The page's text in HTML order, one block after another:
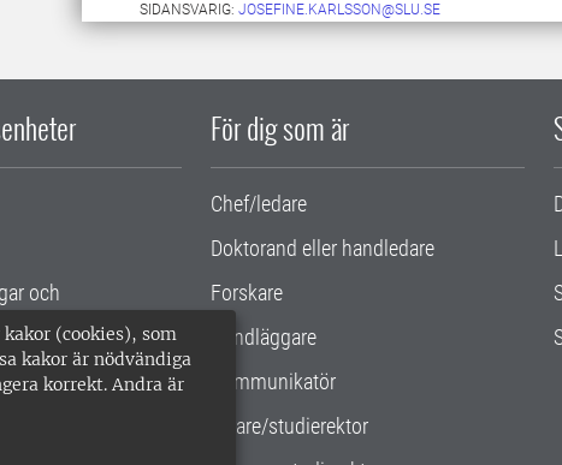
(cookies), som
kakor är nödvändiga
korrekt. Andra är
SIDANSVARIG: JOSEFINE.KARLSSON@SLU.SE
och
För dig som är
Chef/ledare
Doktorand eller handledare
Forskare
Handläggare
Kommunikatör
Lärare/studierektor